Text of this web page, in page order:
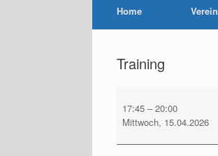
Home Verein
Training
17:45 –20:00
Mittwoch, 15.04.2026